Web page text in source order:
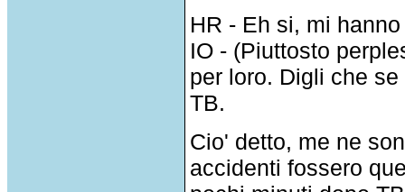
HR - Eh si, mi
IO - (Piuttosto
per loro. Digli che
TB.
Cio' detto, me ne
accidenti fossero